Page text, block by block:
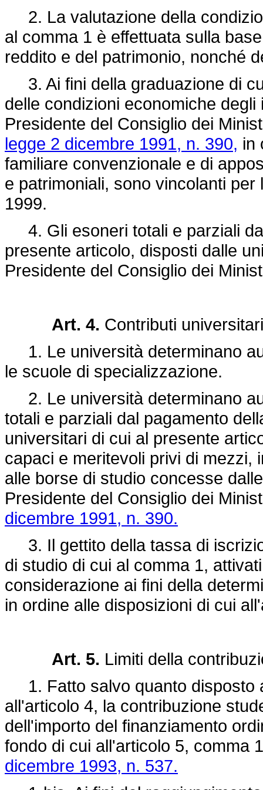
2. La valutazione della
al comma 1 è effettuata sulla
reddito e del patrimonio, nonché
3. Ai fini della graduazione di
delle condizioni economiche
Presidente del Consiglio dei
legge 2 dicembre 1991, n. 390, in
familiare convenzionale e di
e patrimoniali, sono vincolanti
1999.
4. Gli esoneri totali e parziali
presente articolo, disposti dalle
Presidente del Consiglio dei
Art. 4. Contributi
1. Le università determinano
le scuole di specializzazione.
2. Le università determinano
totali e parziali dal pagamento
universitari di cui al presente
capaci e meritevoli privi di
alle borse di studio concesse
Presidente del Consiglio dei
dicembre 1991, n. 390.
3. Il gettito della tassa di
di studio di cui al comma 1,
considerazione ai fini della
in ordine alle disposizioni di cui
Art. 5. Limiti della
1. Fatto salvo quanto disposto
all'articolo 4, la contribuzione
dell'importo del finanziamento
fondo di cui all'articolo 5, comma
dicembre 1993, n. 537.